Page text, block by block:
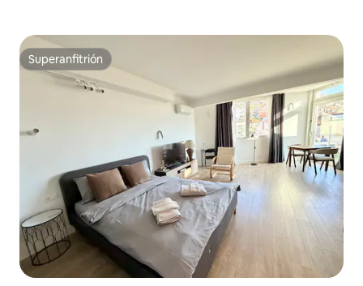
Superanfitrión
Superanfitrión